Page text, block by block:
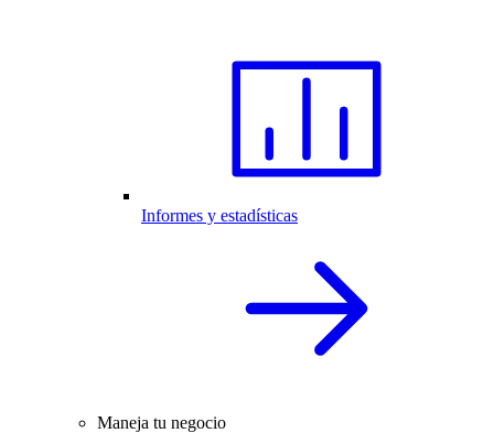
Informes y estadísticas
Maneja tu negocio